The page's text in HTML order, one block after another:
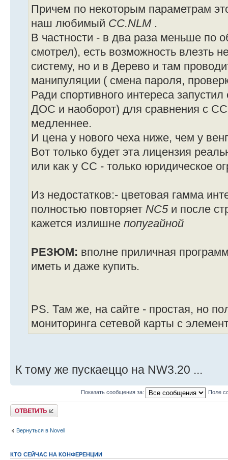
Причем по некоторым параметрам
наш любимый CC.NLM .
В частности - в два раза меньше по
смотрел), есть возможность влезть
систему, но и в Дерево и там
манипуляции ( смена пароля,
Ради спортивного интереса
ДОС и наоборот) для сравнения с
медленнее.
И цена у нового чеха ниже, чем у
Вот только будет эта лицензия
или как у СС - только юридическое
Из недостатков:- цветовая гамма
полностью повторяет NC5 и после
кажется излишне попугайной
РЕЗЮМ: вполне приличная
иметь и даже купить.
PS. Там же, на сайте - простая, но
мониторинга сетевой карты с
К тому же пускаеццо на NW3.20 ...
Показать сообщения за: Поле
Ответить
Вернуться в Novell
КТО СЕЙЧАС НА КОНФЕРЕНЦИИ